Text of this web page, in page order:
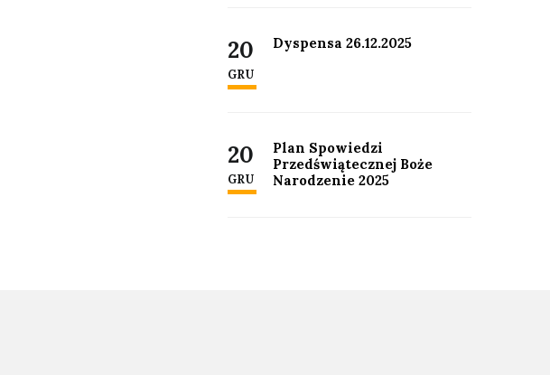
20
GRU
Dyspensa 26.12.2025
20
GRU
Plan Spowiedzi
Przedświątecznej Boże
Narodzenie 2025